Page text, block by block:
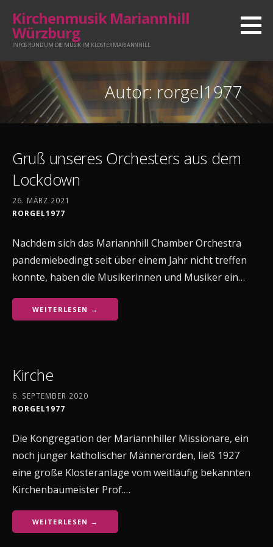
Inhalt
springen
Kirchenmusik Mariannhill
Würzburg
INFOS RUND UM DIE MUSIK IM KLOSTER MARIANNHILL
Autor: rorgel1977
Gruß unseres Orchesters aus dem
Lockdown
26. MÄRZ 2021
RORGEL1977
Nachdem sich das Mariannhill Chamber Orchestra
pandemiebedingt seit über einem Jahr nicht treffen
konnte, haben die Musikerinnen und Musiker ein…
WEITERLESEN →
Kirche
6. SEPTEMBER 2020
RORGEL1977
Die Kongregation der Mariannhiller Missionare, ein
noch junger katholischer Männerorden, ließ 1927
eine große Klosteranlage vom weitläufig bekannten
Kirchenbaumeister Prof.…
WEITERLESEN →